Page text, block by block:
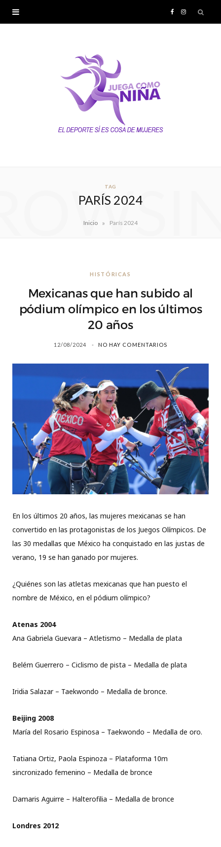
I
TAG
PARÍS 2024
Inicio » París 2024
HISTÓRICAS
Mexicanas que han subido al
pódium olímpico en los últimos
20 años
12/08/2024 NO HAY COMENTARIOS
En los últimos 20 años, las mujeres mexicanas se han
convertido en las protagonistas de los Juegos Olímpicos. De
las 30 medallas que México ha conquistado en las justas de
verano, 19 se han ganado por mujeres.
¿Quiénes son las atletas mexicanas que han puesto el
nombre de México, en el pódium olímpico?
Atenas 2004
Ana Gabriela Guevara – Atletismo – Medalla de plata
Belém Guerrero – Ciclismo de pista – Medalla de plata
Iridia Salazar – Taekwondo – Medalla de bronce.
Beijing 2008
María del Rosario Espinosa – Taekwondo – Medalla de oro.
Tatiana Ortiz, Paola Espinoza – Plataforma 10m
sincronizado femenino – Medalla de bronce
Damaris Aguirre – Halterofilia – Medalla de bronce
Londres 2012